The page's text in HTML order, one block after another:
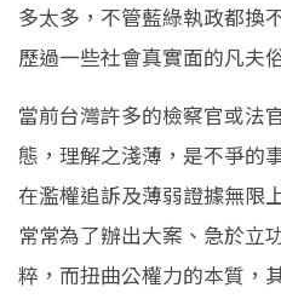
多太多，不管藍綠執政都換
歷過一些社會真實面的凡夫
當前台灣許多的檢察官或法
態，理解之淺薄，是不爭的
在濫權追訴及薄弱證據無限
常常為了辦出大案、急於立
粹，而扭曲公權力的本質，